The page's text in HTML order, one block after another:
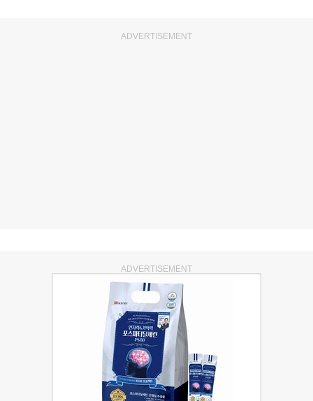
ADVERTISEMENT
ADVERTISEMENT